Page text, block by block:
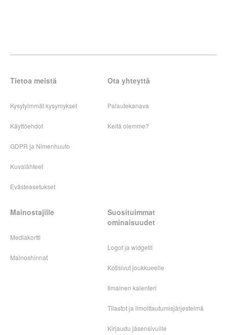
Tietoa meistä
Kysytyimmät kysymykset
Käyttöehdot
GDPR ja Nimenhuuto
Kuvalähteet
Evästeasetukset
Ota yhteyttä
Palautekanava
Keitä olemme?
Mainostajille
Mediakortti
Mainoshinnat
Suosituimmat
ominaisuudet
Logot ja widgetit
Kotisivut joukkueelle
Ilmainen kalenteri
Tilastot ja ilmoittautumisjärjestelmä
Kirjaudu jäsensivuille